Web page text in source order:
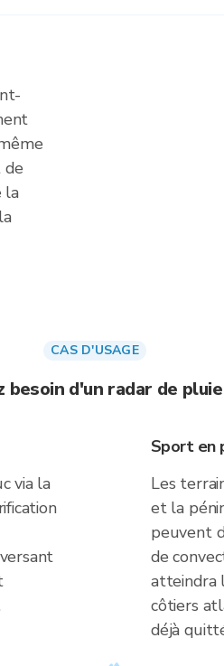
de
la
CAS D'USAGE
besoin d'un radar de
via la
Sport en
Les
et la
peuvent
de
atteindra
côtiers
déjà